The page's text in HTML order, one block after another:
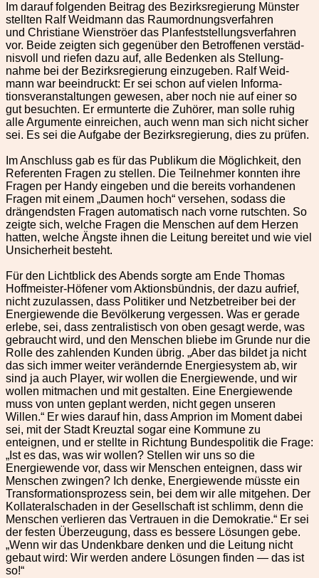
Im darauf fol­gen­den Beitrag des Bezirk­sregierung Mün­ster
stell­ten Ralf Wei­d­mann das Rau­mord­nungsver­fahren
und Chris­tiane Wien­ströer das Plan­fest­stel­lungsver­fahren
vor. Bei­de zeigten sich gegenüber den Betrof­fe­nen ver­städ­
nisvoll und riefen dazu auf, alle Bedenken als Stel­lung­
nahme bei der Bezirk­sregierung einzugeben. Ralf Wei­d­
mann war beein­druckt: Er sei schon auf vie­len Infor­ma­
tionsver­anstal­tun­gen gewe­sen, aber noch nie auf ein­er so
gut besucht­en. Er ermunterte die Zuhör­er, man solle ruhig
alle Argu­mente ein­re­ichen, auch wenn man sich nicht sich­er
sei. Es sei die Auf­gabe der Bezirk­sregierung, dies zu prüfen.
Im Anschluss gab es für das Pub­likum die Möglichkeit, den
Ref­er­enten Fra­gen zu stellen. Die Teil­nehmer kon­nten ihre
Fra­gen per Handy eingeben und die bere­its vorhan­de­nen
Fra­gen mit einem „Dau­men hoch“ verse­hen, sodass die
drän­gend­sten Fra­gen automa­tisch nach vorne rutscht­en. So
zeigte sich, welche Fra­gen die Men­schen auf dem Herzen
hat­ten, welche Äng­ste ihnen die Leitung bere­it­et und wie viel
Unsicher­heit beste­ht.
Für den Licht­blick des Abends sorgte am Ende Thomas
Hoffmeis­ter-Höfen­er vom Aktions­bünd­nis, der dazu aufrief,
nicht zuzu­lassen, dass Poli­tik­er und Net­z­be­treiber bei der
Energiewende die Bevölkerung vergessen. Was er ger­ade
erlebe, sei, dass zen­tral­is­tisch von oben gesagt werde, was
gebraucht wird, und den Men­schen bliebe im Grunde nur die
Rolle des zahlen­den Kun­den übrig. „Aber das bildet ja nicht
das sich immer weit­er verän­dernde Energiesys­tem ab, wir
sind ja auch Play­er, wir wollen die Energiewende, und wir
wollen mit­machen und mit gestal­ten. Eine Energiewende
muss von unten geplant wer­den, nicht gegen unseren
Willen.“ Er wies darauf hin, dass Ampri­on im Moment dabei
sei, mit der Stadt Kreuz­tal sog­ar eine Kom­mune zu
enteignen, und er stellte in Rich­tung Bun­de­spoli­tik die Frage:
„Ist es das, was wir wollen? Stellen wir uns so die
Energiewende vor, dass wir Men­schen enteignen, dass wir
Men­schen zwin­gen? Ich denke, Energiewende müsste ein
Trans­for­ma­tion­sprozess sein, bei dem wir alle mit­ge­hen. Der
Kol­lat­er­alschaden in der Gesellschaft ist schlimm, denn die
Men­schen ver­lieren das Ver­trauen in die Demokratie.“ Er sei
der fes­ten Überzeu­gung, dass es bessere Lösun­gen gebe.
„Wenn wir das Undenkbare denken und die Leitung nicht
gebaut wird: Wir wer­den andere Lösun­gen find­en — das ist
so!“